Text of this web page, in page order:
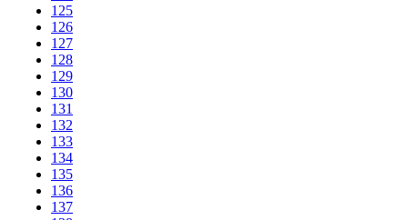
125
126
127
128
129
130
131
132
133
134
135
136
137